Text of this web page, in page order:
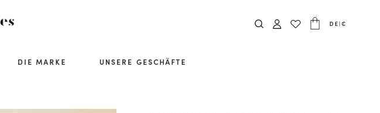
DE|€
DIE MARKE UNSERE GESCHÄFTE